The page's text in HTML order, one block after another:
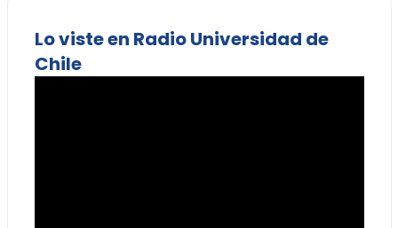
Lo viste en Radio Universidad de
Chile